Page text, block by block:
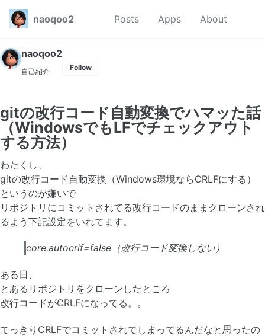
Skip to primary navigation
Skip to content
Skip to footer
naoqoo2
Posts Apps About
naoqoo2
自己紹介 Follow
gitの改行コード自動変換でハマッた話
（WindowsでもLFでチェックアウト
する方法）
わたくし、
gitの改行コード自動変換（Windows環境ならCRLFにする）
というのが嫌いで
リポジトリにコミットされてる改行コードのままクローンされ
るよう下記設定をいれてます。
core.autocrlf=false（改行コード変換しない）
ある日、
とあるリポジトリをクローンしたところ
改行コードがCRLFになってる。。
てっきりCRLFでコミットされてしまってるんだなと思ったの